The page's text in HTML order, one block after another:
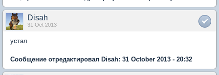
Disah
31 Oct 2013
устал
Сообщение отредактировал Disah: 31 October 2013 - 20:32